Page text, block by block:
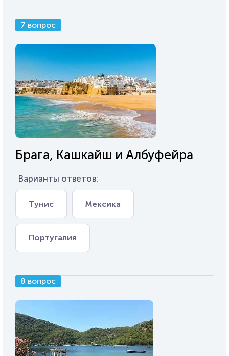
7 вопрос
Брага, Кашкайш и Албуфейра
Варианты ответов:
Тунис Мексика
Португалия
8 вопрос